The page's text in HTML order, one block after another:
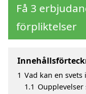
Få 3
förpliktelser
1 Vad kan en svets
1.1 Oupplevelser